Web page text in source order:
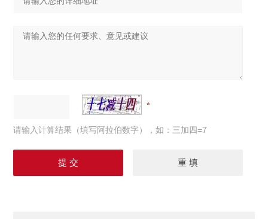
请输入计算结果（填写阿拉伯数字），如：三加四=7